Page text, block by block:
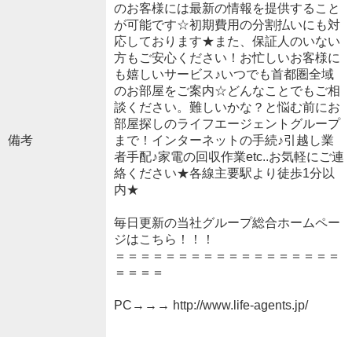
備考
のお客様には最新の情報を提供すること
が可能です☆初期費用の分割払いにも対
応しております★また、保証人のいない
方もご安心ください！お忙しいお客様に
も嬉しいサービス♪いつでも首都圏全域
のお部屋をご案内☆どんなことでもご相
談ください。難しいかな？と悩む前にお
部屋探しのライフエージェントグループ
まで！インターネットの手続♪引越し業
者手配♪家電の回収作業etc..お気軽にご連
絡ください★各線主要駅より徒歩1分以
内★
毎日更新の当社グループ総合ホームペー
ジはこちら！！！
＝＝＝＝＝＝＝＝＝＝＝＝＝＝＝＝＝＝
＝＝＝＝
PC→→→ http://www.life-agents.jp/